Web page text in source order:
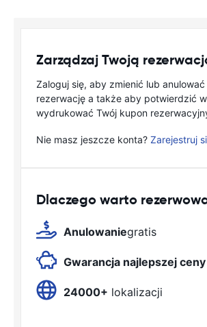
Zarządzaj Twoją
Zaloguj się, aby zmienić lub anulować
rezerwację a także aby potwierdzić
wydrukować Twój kupon
Nie masz jeszcze konta? Zarejestruj
Dlaczego warto
Anulowaniegratis
Gwarancja najlepszej ceny
24000+ lokalizacji